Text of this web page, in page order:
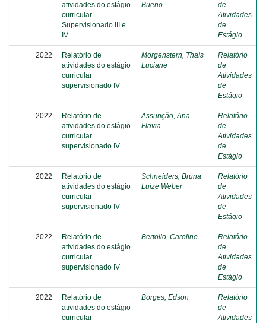
atividades do estágio
curricular
Supervisionado III e
IV
Bueno
de
Atividades
de
Estágio
2022
Relatório de
atividades do estágio
curricular
supervisionado IV
Morgenstern, Thaís
Luciane
Relatório
de
Atividades
de
Estágio
2022
Relatório de
atividades do estágio
curricular
supervisionado IV
Assunção, Ana
Flavia
Relatório
de
Atividades
de
Estágio
2022
Relatório de
atividades do estágio
curricular
supervisionado IV
Schneiders, Bruna
Luize Weber
Relatório
de
Atividades
de
Estágio
2022
Relatório de
atividades do estágio
curricular
supervisionado IV
Bertollo, Caroline
Relatório
de
Atividades
de
Estágio
2022
Relatório de
atividades do estágio
curricular
Borges, Edson
Relatório
de
Atividades